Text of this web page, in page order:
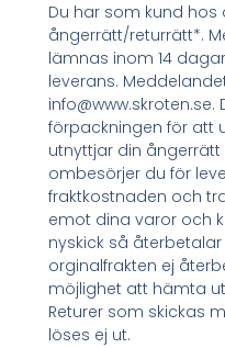
Du har som kund hos
ångerrätt/returrätt*.
lämnas inom 14
leverans.
förpackningen för att
utnyttjar din
ombesörjer du för
fraktkostnaden och
emot dina varor och
nyskick så
orginalfrakten ej
möjlighet att hämta
Returer som skickas
löses ej ut.